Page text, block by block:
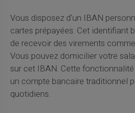
Vous disposez d'un IBAN
cartes prépayées. Cet identifiant
de recevoir des virements
Vous pouvez domicilier votre
sur cet IBAN. Cette
un compte bancaire traditionnel
quotidiens.